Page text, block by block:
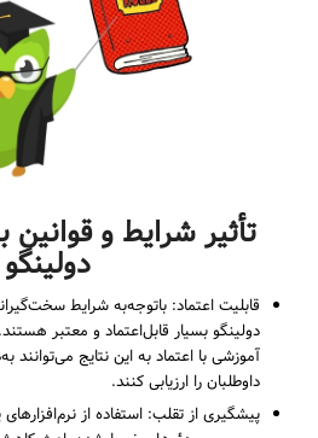
تأثیر شرایط و قوانین
دولینگو
قابلیت اعتماد: باتوجه‌به شرایط
دولینگو بسیار قابل‌اعتماد و معتبر
آموزشی با اعتماد به این نتایج می‌توانند
داوطلبان را ارزیابی کنند.
پیشگیری از تقلب: استفاده از